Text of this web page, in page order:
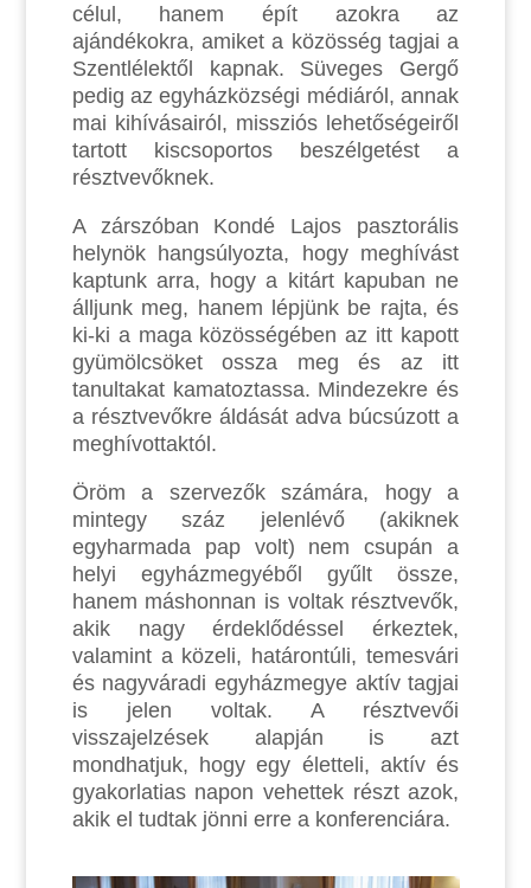
célul, hanem épít azokra az
ajándékokra, amiket a közösség tagjai a
Szentlélektől kapnak. Süveges Gergő
pedig az egyházközségi médiáról, annak
mai kihívásairól, missziós lehetőségeiről
tartott kiscsoportos beszélgetést a
résztvevőknek.
A zárszóban Kondé Lajos pasztorális
helynök hangsúlyozta, hogy meghívást
kaptunk arra, hogy a kitárt kapuban ne
álljunk meg, hanem lépjünk be rajta, és
ki-ki a maga közösségében az itt kapott
gyümölcsöket ossza meg és az itt
tanultakat kamatoztassa. Mindezekre és
a résztvevőkre áldását adva búcsúzott a
meghívottaktól.
Öröm a szervezők számára, hogy a
mintegy száz jelenlévő (akiknek
egyharmada pap volt) nem csupán a
helyi egyházmegyéből gyűlt össze,
hanem máshonnan is voltak résztvevők,
akik nagy érdeklődéssel érkeztek,
valamint a közeli, határontúli, temesvári
és nagyváradi egyházmegye aktív tagjai
is jelen voltak. A résztvevői
visszajelzések alapján is azt
mondhatjuk, hogy egy életteli, aktív és
gyakorlatias napon vehettek részt azok,
akik el tudtak jönni erre a konferenciára.